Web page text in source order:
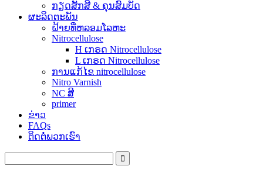
ກຽດສັກສີ & ຄຸນສົມບັດ
ຜະລິດຕະພັນ
ຝ້າຍທີ່ຫລອມໂລຫະ
Nitrocellulose
H ເກຣດ Nitrocellulose
L ເກຣດ Nitrocellulose
ການແກ້ໄຂ nitrocellulose
Nitro Varnish
NC ສີ
primer
ຂ່າວ
FAQs
ຕິດຕໍ່ພວກເຮົາ